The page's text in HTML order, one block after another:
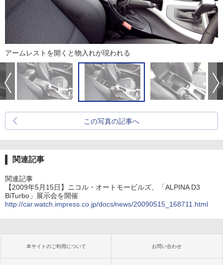
アームレストを開くと物入れが現われる
この写真の記事へ
関連記事
関連記事
【2009年5月15日】ニコル・オートモービルズ、「ALPINA D3
BiTurbo」展示会を開催
http://car.watch.impress.co.jp/docs/news/20090515_168711.html
本サイトのご利用について お問い合わせ